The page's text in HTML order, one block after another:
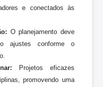
e conectados às
O planejamento deve
ajustes conforme o
Projetos eficazes
promovendo uma